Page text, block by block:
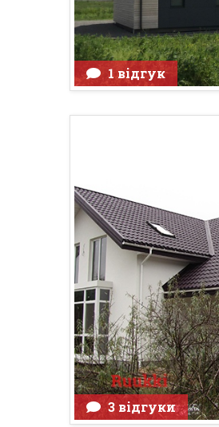
1 відгук
3 відгуки